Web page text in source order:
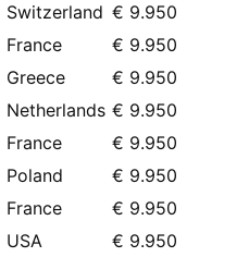
Switzerland € 9.950
France
€ 9.950
Greece
€ 9.950
Netherlands € 9.950
France
€ 9.950
Poland
€ 9.950
France
€ 9.950
USA
€ 9.950